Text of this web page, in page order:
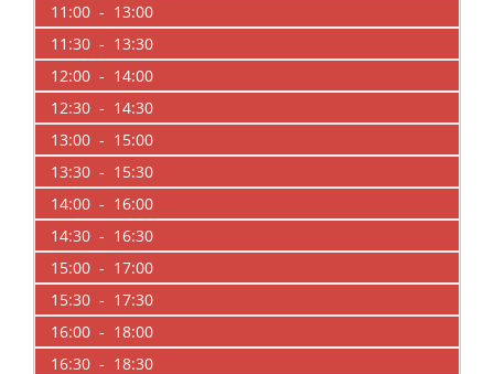
11:00 - 13:00
11:30 - 13:30
12:00 - 14:00
12:30 - 14:30
13:00 - 15:00
13:30 - 15:30
14:00 - 16:00
14:30 - 16:30
15:00 - 17:00
15:30 - 17:30
16:00 - 18:00
16:30 - 18:30